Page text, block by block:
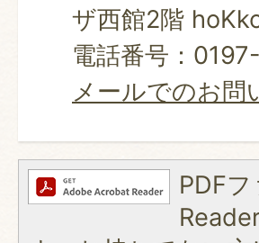
ザ西館2階
電話番号：
メールでのお問
PDF